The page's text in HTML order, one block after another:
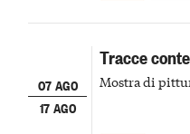
07 AGO
17 AGO
Tracce
Mostra di